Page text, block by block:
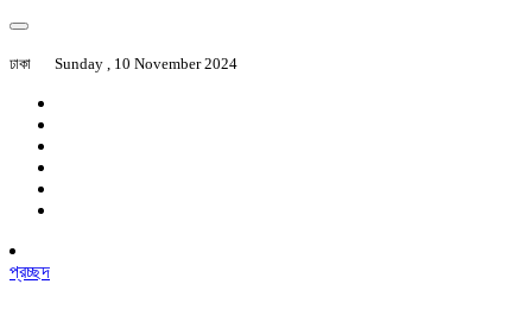
ঢাকা Sunday , 10 November 2024
প্রচ্ছদ